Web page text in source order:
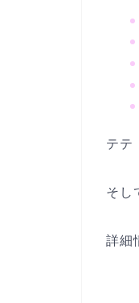
テテ
そし
詳細